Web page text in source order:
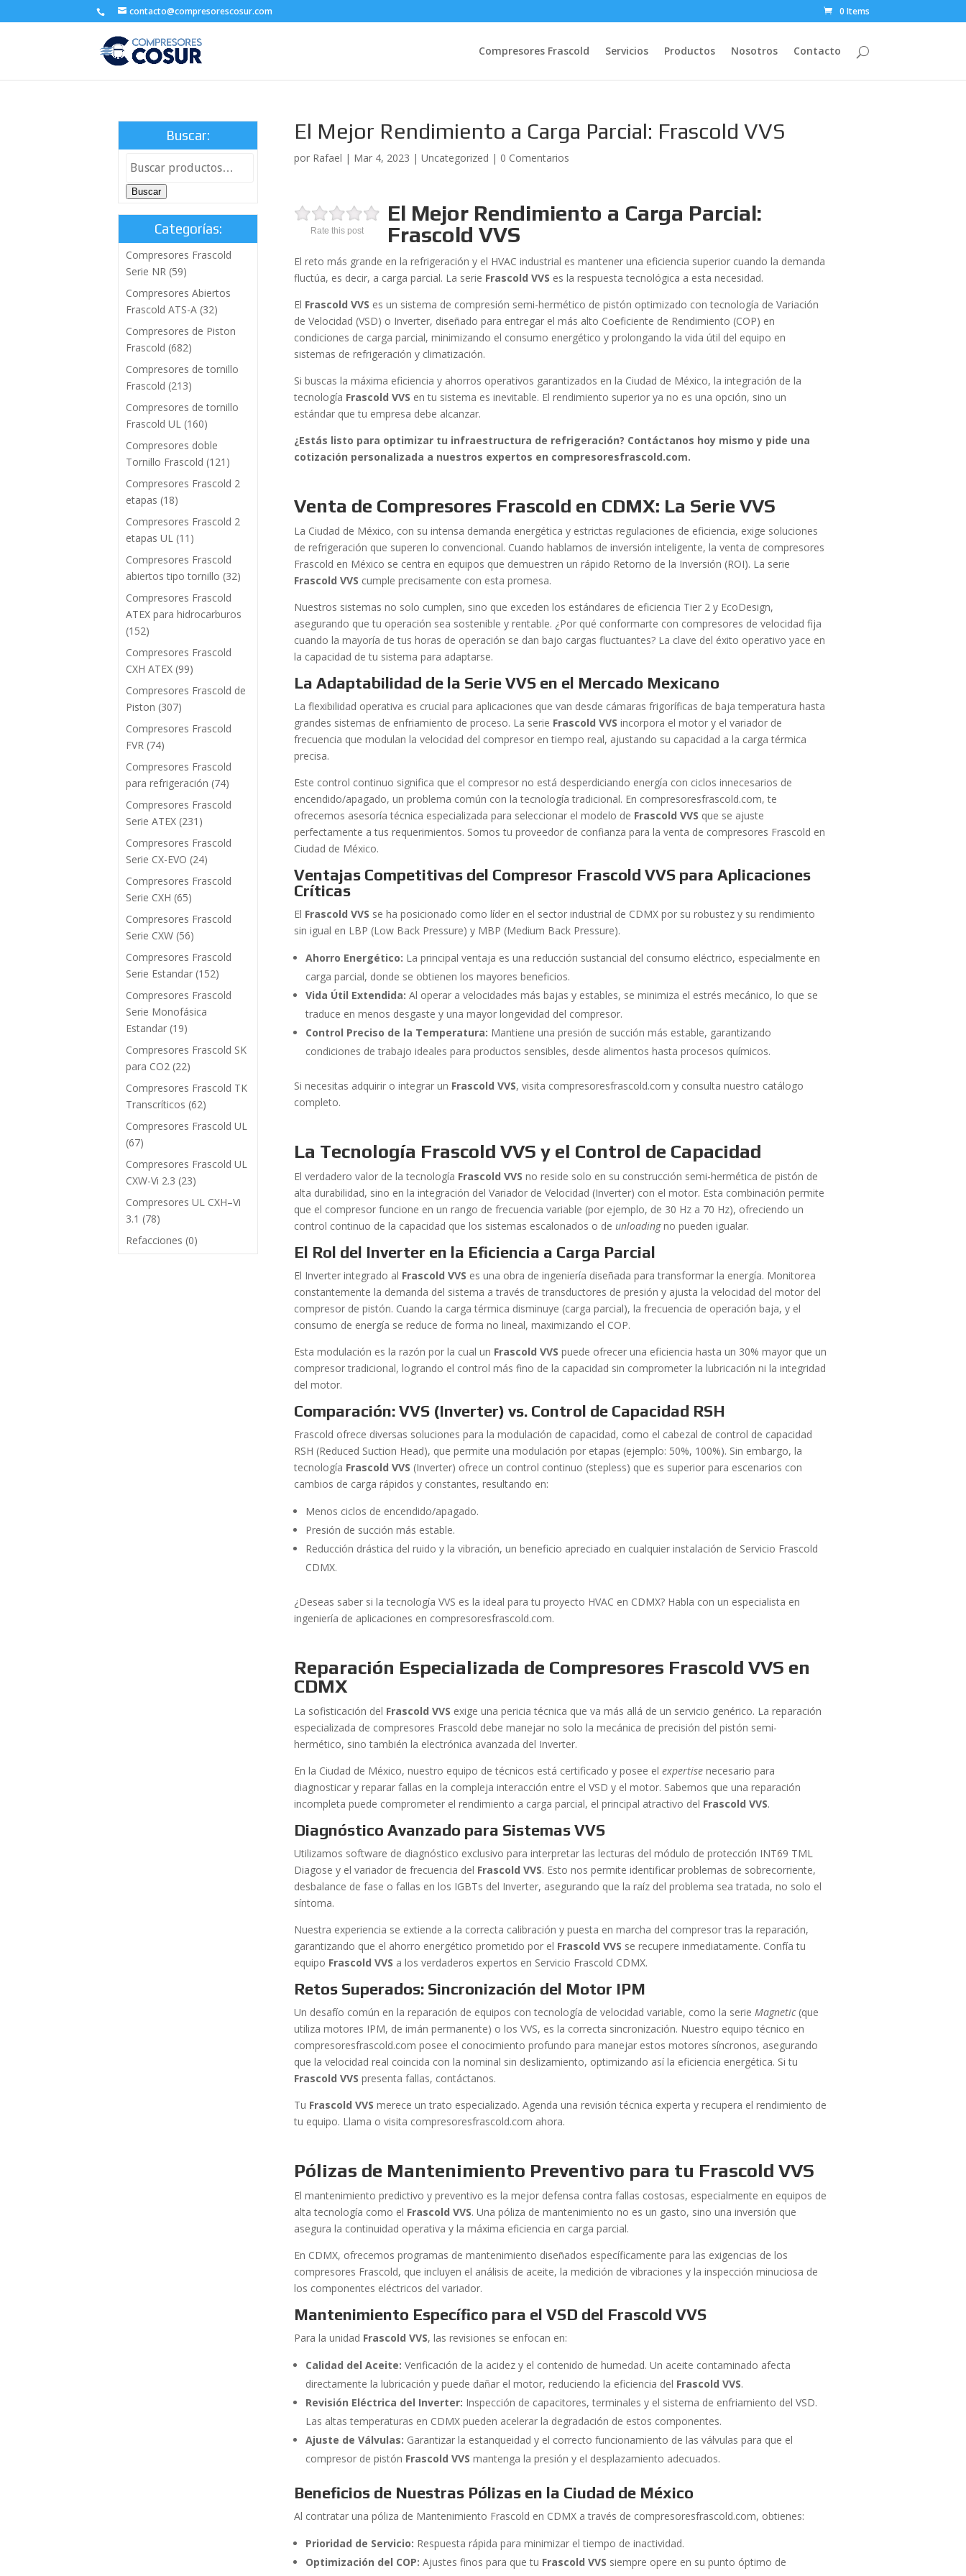
contacto@compresorescosur.com 0 Items
Compresores Frascold Servicios Productos Nosotros Contacto
El Mejor Rendimiento a Carga Parcial: Frascold VVS
por Rafael | Mar 4, 2023 |Uncategorized | 0 Comentarios
Rate this post
El Mejor Rendimiento a Carga Parcial:
Frascold VVS
El reto más grande en la refrigeración y el HVAC industrial es mantener una eficiencia superior cuando la demanda
fluctúa, es decir, a carga parcial. La serie Frascold VVS es la respuesta tecnológica a esta necesidad.
El Frascold VVS es un sistema de compresión semi-hermético de pistón optimizado con tecnología de Variación
de Velocidad (VSD) o Inverter, diseñado para entregar el más alto Coeficiente de Rendimiento (COP) en
condiciones de carga parcial, minimizando el consumo energético y prolongando la vida útil del equipo en
sistemas de refrigeración y climatización.
Si buscas la máxima eficiencia y ahorros operativos garantizados en la Ciudad de México, la integración de la
tecnología Frascold VVS en tu sistema es inevitable. El rendimiento superior ya no es una opción, sino un
estándar que tu empresa debe alcanzar.
¿Estás listo para optimizar tu infraestructura de refrigeración? Contáctanos hoy mismo y pide una
cotización personalizada a nuestros expertos en compresoresfrascold.com.
Venta de Compresores Frascold en CDMX: La Serie VVS
La Ciudad de México, con su intensa demanda energética y estrictas regulaciones de eficiencia, exige soluciones
de refrigeración que superen lo convencional. Cuando hablamos de inversión inteligente, la venta de compresores
Frascold en México se centra en equipos que demuestren un rápido Retorno de la Inversión (ROI). La serie
Frascold VVS cumple precisamente con esta promesa.
Nuestros sistemas no solo cumplen, sino que exceden los estándares de eficiencia Tier 2 y EcoDesign,
asegurando que tu operación sea sostenible y rentable. ¿Por qué conformarte con compresores de velocidad fija
cuando la mayoría de tus horas de operación se dan bajo cargas fluctuantes? La clave del éxito operativo yace en
la capacidad de tu sistema para adaptarse.
La Adaptabilidad de la Serie VVS en el Mercado Mexicano
La flexibilidad operativa es crucial para aplicaciones que van desde cámaras frigoríficas de baja temperatura hasta
grandes sistemas de enfriamiento de proceso. La serie Frascold VVS incorpora el motor y el variador de
frecuencia que modulan la velocidad del compresor en tiempo real, ajustando su capacidad a la carga térmica
precisa.
Este control continuo significa que el compresor no está desperdiciando energía con ciclos innecesarios de
encendido/apagado, un problema común con la tecnología tradicional. En compresoresfrascold.com, te
ofrecemos asesoría técnica especializada para seleccionar el modelo de Frascold VVS que se ajuste
perfectamente a tus requerimientos. Somos tu proveedor de confianza para la venta de compresores Frascold en
Ciudad de México.
Ventajas Competitivas del Compresor Frascold VVS para Aplicaciones
Críticas
El Frascold VVS se ha posicionado como líder en el sector industrial de CDMX por su robustez y su rendimiento
sin igual en LBP (Low Back Pressure) y MBP (Medium Back Pressure).
Ahorro Energético: La principal ventaja es una reducción sustancial del consumo eléctrico, especialmente en
carga parcial, donde se obtienen los mayores beneficios.
Vida Útil Extendida: Al operar a velocidades más bajas y estables, se minimiza el estrés mecánico, lo que se
traduce en menos desgaste y una mayor longevidad del compresor.
Control Preciso de la Temperatura: Mantiene una presión de succión más estable, garantizando
condiciones de trabajo ideales para productos sensibles, desde alimentos hasta procesos químicos.
Si necesitas adquirir o integrar un Frascold VVS, visita compresoresfrascold.com y consulta nuestro catálogo
completo.
La Tecnología Frascold VVS y el Control de Capacidad
El verdadero valor de la tecnología Frascold VVS no reside solo en su construcción semi-hermética de pistón de
alta durabilidad, sino en la integración del Variador de Velocidad (Inverter) con el motor. Esta combinación permite
que el compresor funcione en un rango de frecuencia variable (por ejemplo, de 30 Hz a 70 Hz), ofreciendo un
control continuo de la capacidad que los sistemas escalonados o deunloadingno pueden igualar.
El Rol del Inverter en la Eficiencia a Carga Parcial
El Inverter integrado al Frascold VVS es una obra de ingeniería diseñada para transformar la energía. Monitorea
constantemente la demanda del sistema a través de transductores de presión y ajusta la velocidad del motor del
compresor de pistón. Cuando la carga térmica disminuye (carga parcial), la frecuencia de operación baja, y el
consumo de energía se reduce de forma no lineal, maximizando el COP.
Esta modulación es la razón por la cual un Frascold VVS puede ofrecer una eficiencia hasta un 30% mayor que un
compresor tradicional, logrando el control más fino de la capacidad sin comprometer la lubricación ni la integridad
del motor.
Comparación: VVS (Inverter) vs. Control de Capacidad RSH
Frascold ofrece diversas soluciones para la modulación de capacidad, como el cabezal de control de capacidad
RSH (Reduced Suction Head), que permite una modulación por etapas (ejemplo: 50%, 100%). Sin embargo, la
tecnología Frascold VVS (Inverter) ofrece un control continuo (stepless) que es superior para escenarios con
cambios de carga rápidos y constantes, resultando en:
Menos ciclos de encendido/apagado.
Presión de succión más estable.
Reducción drástica del ruido y la vibración, un beneficio apreciado en cualquier instalación de Servicio Frascold
CDMX.
¿Deseas saber si la tecnología VVS es la ideal para tu proyecto HVAC en CDMX? Habla con un especialista en
ingeniería de aplicaciones en compresoresfrascold.com.
Reparación Especializada de Compresores Frascold VVS en
CDMX
La sofisticación del Frascold VVS exige una pericia técnica que va más allá de un servicio genérico. La reparación
especializada de compresores Frascold debe manejar no solo la mecánica de precisión del pistón semi-
hermético, sino también la electrónica avanzada del Inverter.
En la Ciudad de México, nuestro equipo de técnicos está certificado y posee elexpertise necesario para
diagnosticar y reparar fallas en la compleja interacción entre el VSD y el motor. Sabemos que una reparación
incompleta puede comprometer el rendimiento a carga parcial, el principal atractivo del Frascold VVS.
Diagnóstico Avanzado para Sistemas VVS
Utilizamos software de diagnóstico exclusivo para interpretar las lecturas del módulo de protección INT69 TML
Diagose y el variador de frecuencia del Frascold VVS. Esto nos permite identificar problemas de sobrecorriente,
desbalance de fase o fallas en los IGBTs del Inverter, asegurando que la raíz del problema sea tratada, no solo el
síntoma.
Nuestra experiencia se extiende a la correcta calibración y puesta en marcha del compresor tras la reparación,
garantizando que el ahorro energético prometido por el Frascold VVS se recupere inmediatamente. Confía tu
equipo Frascold VVS a los verdaderos expertos en Servicio Frascold CDMX.
Retos Superados: Sincronización del Motor IPM
Un desafío común en la reparación de equipos con tecnología de velocidad variable, como la serieMagnetic(que
utiliza motores IPM, de imán permanente) o los VVS, es la correcta sincronización. Nuestro equipo técnico en
compresoresfrascold.com posee el conocimiento profundo para manejar estos motores síncronos, asegurando
que la velocidad real coincida con la nominal sin deslizamiento, optimizando así la eficiencia energética. Si tu
Frascold VVS presenta fallas, contáctanos.
Tu Frascold VVS merece un trato especializado. Agenda una revisión técnica experta y recupera el rendimiento de
tu equipo. Llama o visita compresoresfrascold.com ahora.
Pólizas de Mantenimiento Preventivo para tu Frascold VVS
El mantenimiento predictivo y preventivo es la mejor defensa contra fallas costosas, especialmente en equipos de
alta tecnología como el Frascold VVS. Una póliza de mantenimiento no es un gasto, sino una inversión que
asegura la continuidad operativa y la máxima eficiencia en carga parcial.
En CDMX, ofrecemos programas de mantenimiento diseñados específicamente para las exigencias de los
compresores Frascold, que incluyen el análisis de aceite, la medición de vibraciones y la inspección minuciosa de
los componentes eléctricos del variador.
Mantenimiento Específico para el VSD del Frascold VVS
Para la unidad Frascold VVS, las revisiones se enfocan en:
Calidad del Aceite: Verificación de la acidez y el contenido de humedad. Un aceite contaminado afecta
directamente la lubricación y puede dañar el motor, reduciendo la eficiencia del Frascold VVS.
Revisión Eléctrica del Inverter: Inspección de capacitores, terminales y el sistema de enfriamiento del VSD.
Las altas temperaturas en CDMX pueden acelerar la degradación de estos componentes.
Ajuste de Válvulas: Garantizar la estanqueidad y el correcto funcionamiento de las válvulas para que el
compresor de pistón Frascold VVS mantenga la presión y el desplazamiento adecuados.
Beneficios de Nuestras Pólizas en la Ciudad de México
Al contratar una póliza de Mantenimiento Frascold en CDMX a través de compresoresfrascold.com, obtienes:
Prioridad de Servicio: Respuesta rápida para minimizar el tiempo de inactividad.
Optimización del COP: Ajustes finos para que tu Frascold VVS siempre opere en su punto óptimo de
Buscar:
Buscar
Categorías:
Compresores Frascold
Serie NR (59)
Compresores Abiertos
Frascold ATS-A (32)
Compresores de Piston
Frascold (682)
Compresores de tornillo
Frascold (213)
Compresores de tornillo
Frascold UL (160)
Compresores doble
Tornillo Frascold (121)
Compresores Frascold 2
etapas (18)
Compresores Frascold 2
etapas UL (11)
Compresores Frascold
abiertos tipo tornillo (32)
Compresores Frascold
ATEX para hidrocarburos
(152)
Compresores Frascold
CXH ATEX (99)
Compresores Frascold de
Piston (307)
Compresores Frascold
FVR (74)
Compresores Frascold
para refrigeración (74)
Compresores Frascold
Serie ATEX (231)
Compresores Frascold
Serie CX-EVO (24)
Compresores Frascold
Serie CXH (65)
Compresores Frascold
Serie CXW (56)
Compresores Frascold
Serie Estandar (152)
Compresores Frascold
Serie Monofásica
Estandar (19)
Compresores Frascold SK
para CO2 (22)
Compresores Frascold TK
Transcríticos (62)
Compresores Frascold UL
(67)
Compresores Frascold UL
CXW-Vi 2.3 (23)
Compresores UL CXH–Vi
3.1 (78)
Refacciones (0)